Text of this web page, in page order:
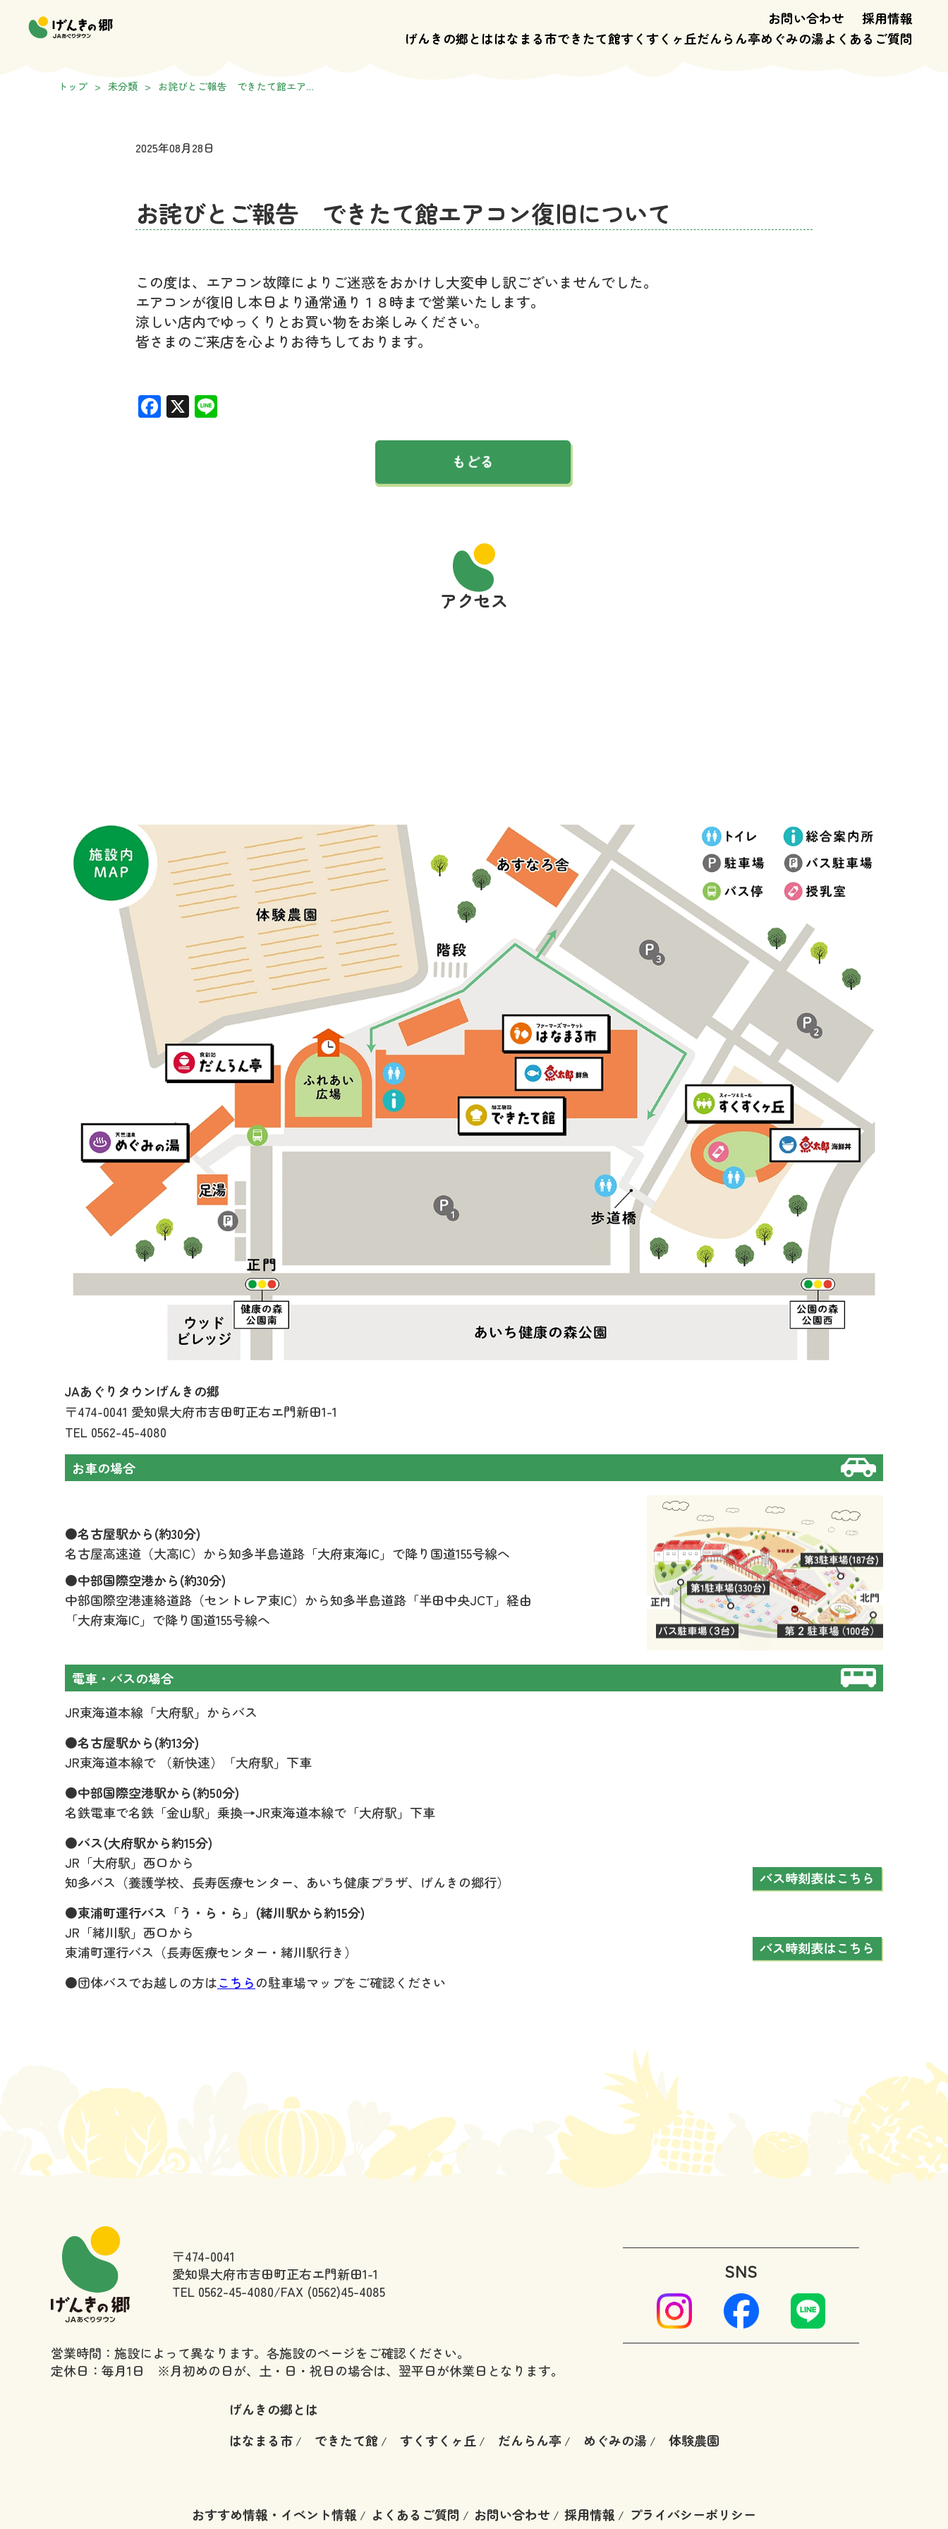
お問い合わせ
採用情報
げんきの郷とははなまる市できたて館すくすくヶ丘だんらん亭めぐみの湯よくあるご質問
トップ > 未分類 > お詫びとご報告 できたて館エア…
2025年08月28日
お詫びとご報告 できたて館エアコン復旧について
この度は、エアコン故障によりご迷惑をおかけし大変申し訳ございませんでした。
エアコンが復旧し本日より通常通り１８時まで営業いたします。
涼しい店内でゆっくりとお買い物をお楽しみください。
皆さまのご来店を心よりお待ちしております。
Facebook
X
アクセス
JAあぐりタウンげんきの郷
〒474-0041 愛知県大府市吉田町正右エ門新田1-1
TEL 0562-45-4080
お車の場合
●名古屋駅から(約30分)
名古屋高速道（大高IC）から知多半島道路「大府東海IC」で降り国道155号線へ
●中部国際空港から(約30分)
中部国際空港連絡道路（セントレア東IC）から知多半島道路「半田中央JCT」経由
「大府東海IC」で降り国道155号線へ
電車・バスの場合
JR東海道本線「大府駅」からバス
●名古屋駅から(約13分)
JR東海道本線で （新快速）「大府駅」下車
●中部国際空港駅から(約50分)
名鉄電車で名鉄「金山駅」乗換→JR東海道本線で「大府駅」下車
●バス(大府駅から約15分)
JR「大府駅」西口から
知多バス（養護学校、長寿医療センター、あいち健康プラザ、げんきの郷行）
●東浦町運行バス「う・ら・ら」(緒川駅から約15分)
JR「緒川駅」西口から
東浦町運行バス（長寿医療センター・緒川駅行き）
●団体バスでお越しの方はこちらの駐車場マップをご確認ください
〒474-0041
愛知県大府市吉田町正右エ門新田1-1
TEL 0562-45-4080/FAX (0562)45-4085
営業時間：施設によって異なります。各施設のページをご確認ください。
定休日：毎月1日 ※月初めの日が、土・日・祝日の場合は、翌平日が休業日となります。
SNS
げんきの郷とは
はなまる市/ できたて館/ すくすくヶ丘/ だんらん亭 / めぐみの湯/ 体験農園
おすすめ情報・イベント情報 よくあるご質問 お問い合わせ 採用情報 プライバシーポリシー